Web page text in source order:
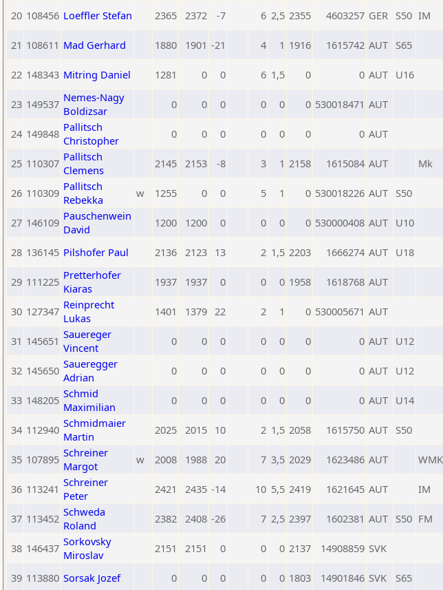
20 108456 Loeffler Stefan 2365 2372 -7 6 2,5 2355 4603257 GER S50 IM
21 108611 Mad Gerhard 1880 1901 -21 4 1 1916 1615742 AUT S65
22 148343 Mitring Daniel 1281 0 0 6 1,5 0 0 AUT U16
23 149537 Nemes-Nagy
Boldizsar
0 0 0 0 0 0 530018471 AUT
24 149848 Pallitsch
Christopher
0 0 0 0 0 0 0 AUT
25 110307 Pallitsch
Clemens
2145 2153 -8 3 1 2158 1615084 AUT Mk
26 110309 Pallitsch
Rebekka
w 1255 0 0 5 1 0 530018226 AUT S50
27 146109 Pauschenwein
David
1200 1200 0 0 0 0 530000408 AUT U10
28 136145 Pilshofer Paul 2136 2123 13 2 1,5 2203 1666274 AUT U18
29 111225 Pretterhofer
Kiaras
1937 1937 0 0 0 1958 1618768 AUT
30 127347 Reinprecht
Lukas
1401 1379 22 2 1 0 530005671 AUT
31 145651 Sauereger
Vincent
0 0 0 0 0 0 0 AUT U12
32 145650 Saueregger
Adrian
0 0 0 0 0 0 0 AUT U12
33 148205 Schmid
Maximilian
0 0 0 0 0 0 0 AUT U14
34 112940 Schmidmaier
Martin
2025 2015 10 2 1,5 2058 1615750 AUT S50
35 107895 Schreiner
Margot
w 2008 1988 20 7 3,5 2029 1623486 AUT WMK
36 113241 Schreiner
Peter
2421 2435 -14 10 5,5 2419 1621645 AUT IM
37 113452 Schweda
Roland
2382 2408 -26 7 2,5 2397 1602381 AUT S50 FM
38 146437 Sorkovsky
Miroslav
2151 2151 0 0 0 2137 14908859 SVK
39 113880 Sorsak Jozef 0 0 0 0 0 1803 14901846 SVK S65